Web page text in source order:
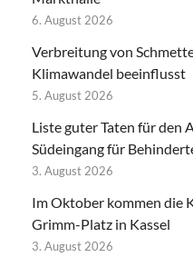
6. August 2026
Verbreitung von
Klimawandel beeinflusst
5. August 2026
Liste guter Taten für den
Südeingang für
3. August 2026
Im Oktober kommen die
Grimm-Platz in Kassel
3. August 2026